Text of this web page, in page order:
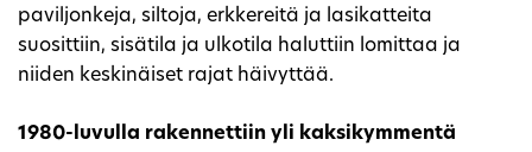
paviljonkeja, siltoja, erkkereitä ja lasikatteita
suosittiin, sisätila ja ulkotila haluttiin lomittaa ja
niiden keskinäiset rajat häivyttää.
1980-luvulla rakennettiin yli kaksikymmentä